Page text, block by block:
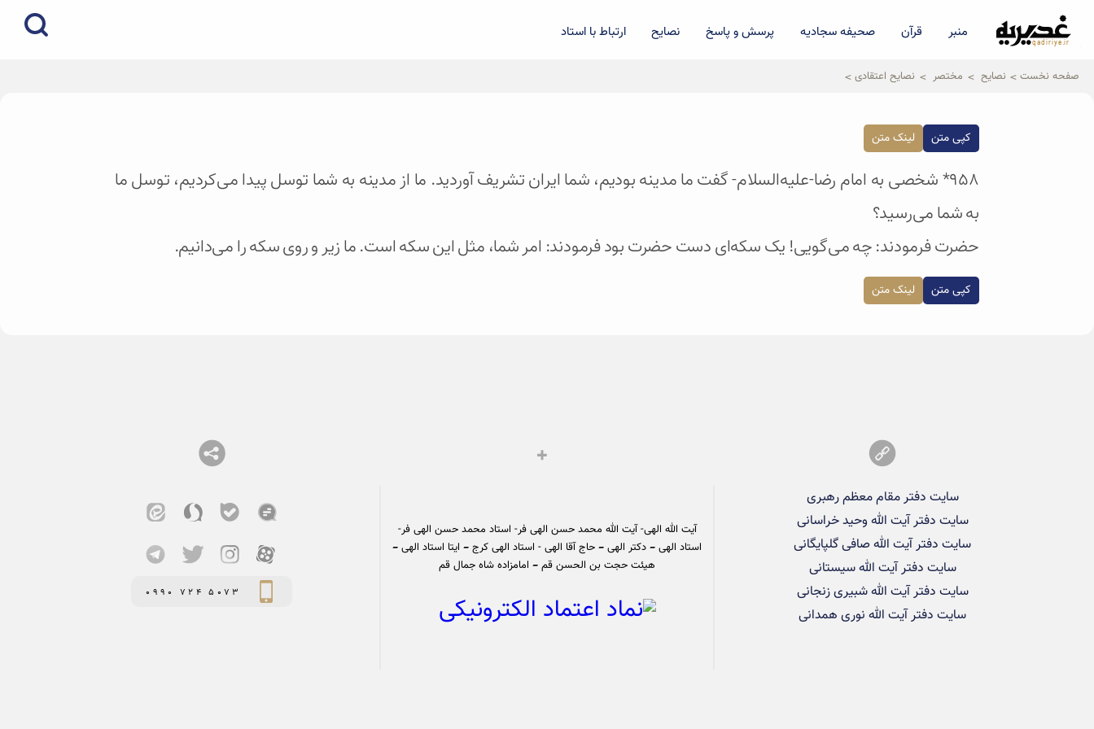
qadiriye.ir
نشریه ی غدیریه-بیانات استاد
منبر قرآن صحیفه سجادیه پرسش و پاسخ نصایح ارتباط با استاد
صفحه نخست نصایح مختصر نصایح اعتقادی
کپی متن لینک متن
۹۵۸* شخصی به امام رضا-علیه‌السلام- گفت ما مدینه بودیم، شما ایران تشریف آوردید. ما از مدینه به شما توسل پیدا می‌کردیم، توسل ما
به شما می‌رسید؟
حضرت فرمودند: چه می‌گویی! یک سکه‌ای دست حضرت بود فرمودند: امر شما، مثل این سکه است. ما زیر و روی سکه را می‌دانیم.
کپی متن لینک متن
سایت دفتر مقام معظم رهبری
سایت دفتر آیت الله وحید خراسانی
سایت دفتر آیت الله صافی گلپایگانی
سایت دفتر آیت الله سیستانی
سایت دفتر آیت الله شبیری زنجانی
سایت دفتر آیت الله نوری همدانی
آیت الله الهی- آیت الله محمد حسن الهی فر- استاد محمد حسن الهی فر-
استاد الهی – دکتر الهی – حاج آقا الهی - استاد الهی کرج – ایتا استاد الهی –
هیئت حجت بن الحسن قم – امامزاده شاه جمال قم
0990 724 5073